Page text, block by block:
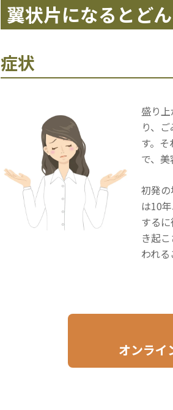
翼状片になるとど
症状
盛り
り、
す。
で、
初発
は10
する
き起
われる
オンライ